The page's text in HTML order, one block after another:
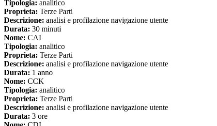
Tipologia: analitico
Proprieta: Terze Parti
Descrizione: analisi e profilazione navigazione utente
Durata: 30 minuti
Nome: CAI
Tipologia: analitico
Proprieta: Terze Parti
Descrizione: analisi e profilazione navigazione utente
Durata: 1 anno
Nome: CCK
Tipologia: analitico
Proprieta: Terze Parti
Descrizione: analisi e profilazione navigazione utente
Durata: 3 ore